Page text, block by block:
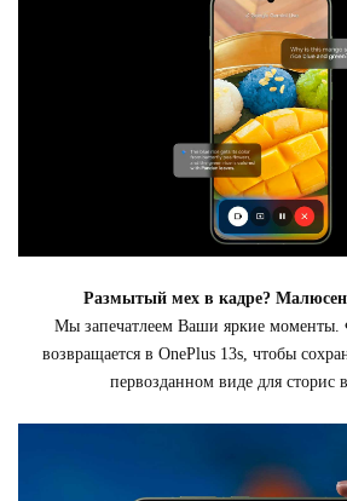
Размытый мех в кадре?
Мы запечатлеем Ваши яркие моменты.
возвращается в OnePlus 13s, чтобы
первозданном виде для сторис